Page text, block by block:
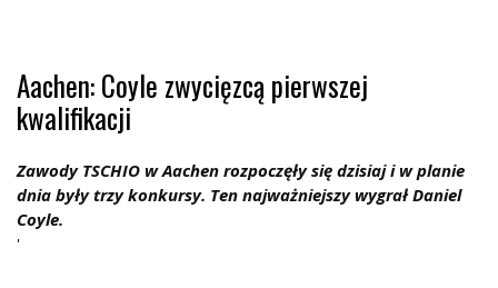
Aachen: Coyle zwycięzcą pierwszej
kwalifikacji
Zawody TSCHIO w Aachen rozpoczęły się dzisiaj i w planie
dnia były trzy konkursy. Ten najważniejszy wygrał Daniel
Coyle.
'